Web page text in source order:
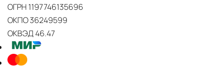
ОГРН 1197746135696
ОКПО 36249599
ОКВЭД 46.47